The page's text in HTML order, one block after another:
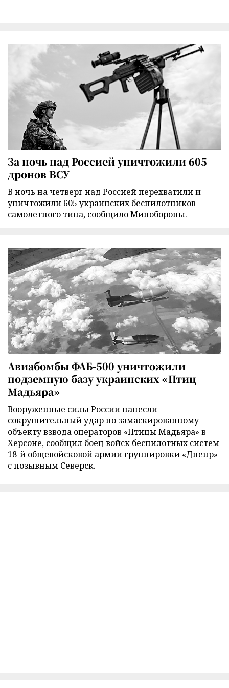
За ночь над Россией уничтожили 605
дронов ВСУ
В ночь на четверг над Россией перехватили и
уничтожили 605 украинских беспилотников
самолетного типа, сообщило Минобороны.
Авиабомбы ФАБ-500 уничтожили
подземную базу украинских «Птиц
Мадьяра»
Вооруженные силы России нанесли
сокрушительный удар по замаскированному
объекту взвода операторов «Птицы Мадьяра» в
Херсоне, сообщил боец войск беспилотных систем
18-й общевойсковой армии группировки «Днепр»
с позывным Северск.